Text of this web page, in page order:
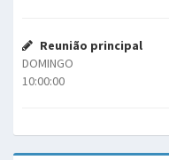
Reunião principal
DOMINGO
10:00:00